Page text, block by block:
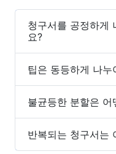
청구서를 공정하게
요?
팁은 동등하게 나누
불균등한 분할은 어
반복되는 청구서는